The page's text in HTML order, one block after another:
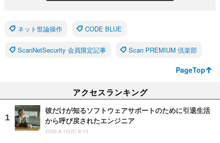
ネット世論操作 CODE BLUE
ScanNetSecurity 会員限定記事 Scan PREMIUM 倶楽部
PageTop
アクセスランキング
彼だけが知るソフトウェアサポートのために引退生活
から呼び戻されたエンジニア
2026.8.10(月) 8:10